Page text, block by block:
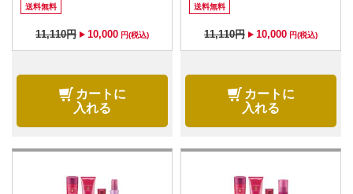
送料無料
11,110円 10,000 円(税込)
カートに
入れる
送料無料
11,110円 10,000 円(税込)
カートに
入れる